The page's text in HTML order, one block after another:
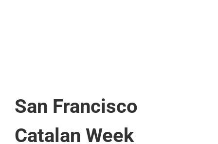
San Francisco
Catalan Week